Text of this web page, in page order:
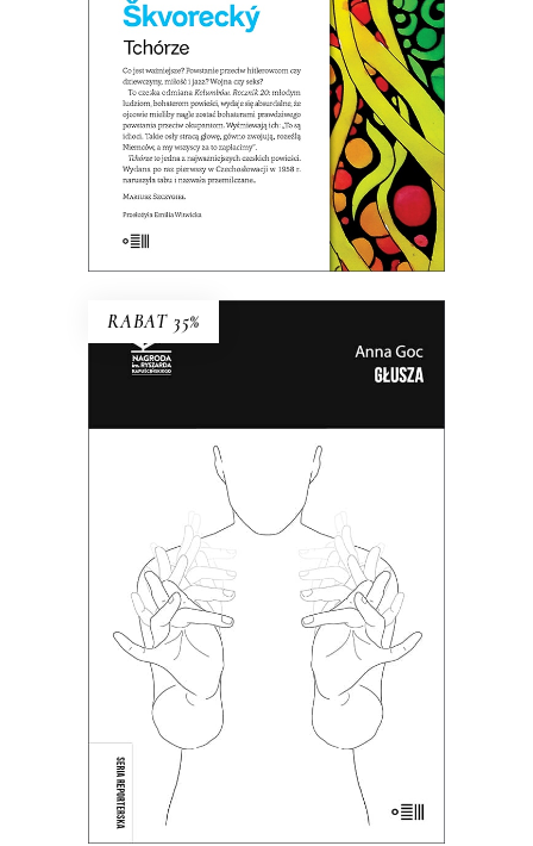
E-BOOK DO KOSZYKA
69.00zł 44.85zł
KSIĄŻKA DO KOSZYKA
RABAT 35%
GŁUSZA
Dotąd o głuchych wypowiadali się
głównie ci, którzy słyszą. Teraz głusi
chcą opowiedzieć o sobie sami.
59.00 38.35zł
KSIĄŻKA DO KOSZYKA